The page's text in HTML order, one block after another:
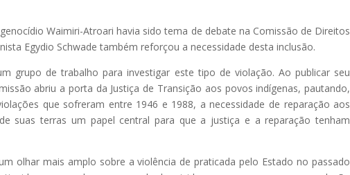
Waimiri-Atroari havia sido tema de debate na Comissão de Direitos
Egydio Schwade também reforçou a necessidade desta inclusão.
grupo de trabalho para investigar este tipo de violação. Ao publicar seu
abriu a porta da Justiça de Transição aos povos indígenas, pautando,
que sofreram entre 1946 e 1988, a necessidade de reparação aos
suas terras um papel central para que a justiça e a reparação tenham
olhar mais amplo sobre a violência de praticada pelo Estado no passado